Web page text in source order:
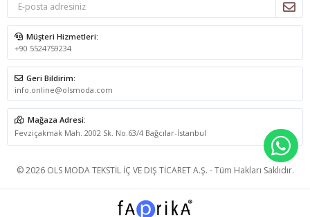
Müşteri Hizmetleri:
+90 5524759234
Geri Bildirim:
info.online@olsmoda.com
Mağaza Adresi:
Fevziçakmak Mah. 2002 Sk. No.63/4 Bağcılar-İstanbul
© 2026 OLS MODA TEKSTİL İÇ VE DIŞ TİCARET A.Ş. - Tüm Hakları Saklıdır.